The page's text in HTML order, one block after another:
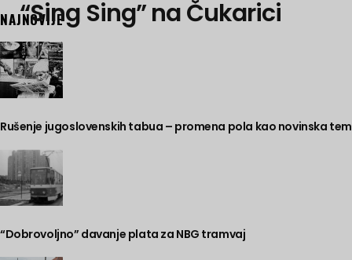
“Sing Sing” na Čukarici
NAJNOVIJE
Rušenje jugoslovenskih tabua – promena pola kao novinska
“Dobrovoljno” davanje plata za NBG tramvaj